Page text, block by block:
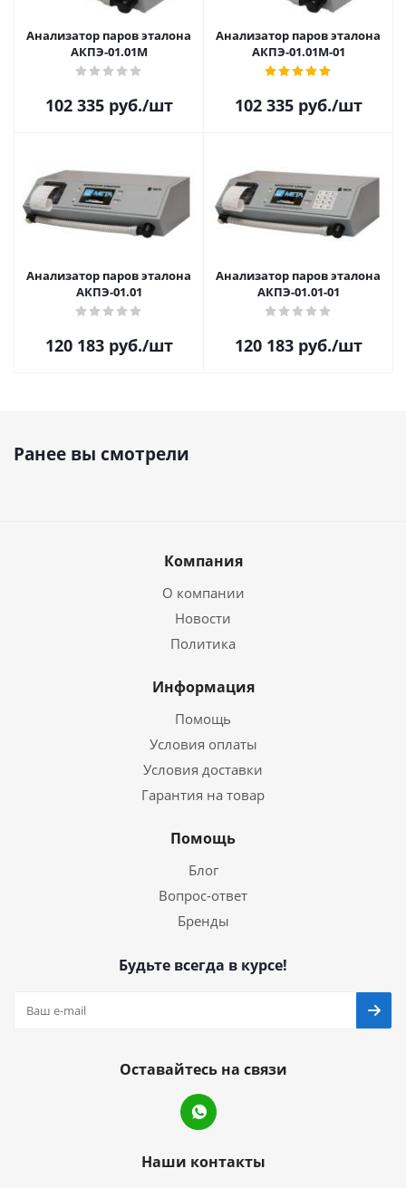
Анализатор паров эталона
АКПЭ-01.01М
102 335руб./шт
Анализатор паров эталона
АКПЭ-01.01М-01
102 335руб./шт
Анализатор паров эталона
АКПЭ-01.01
120 183руб./шт
Анализатор паров эталона
АКПЭ-01.01-01
120 183руб./шт
Ранее вы смотрели
Компания
О компании
Новости
Политика
Информация
Помощь
Условия оплаты
Условия доставки
Гарантия на товар
Помощь
Блог
Вопрос-ответ
Бренды
Будьте всегда в курсе!
Оставайтесь на связи
Наши контакты